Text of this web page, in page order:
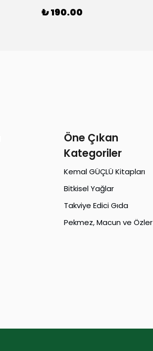
₺ 190.00
Öne Çıkan
Kategoriler
Kemal GÜÇLÜ Kitapları
Bitkisel Yağlar
Takviye Edici Gıda
Pekmez, Macun ve Özler